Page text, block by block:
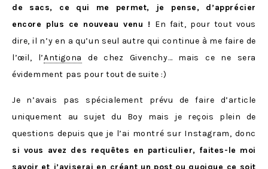
de sacs, ce qui me permet, je pense, d’apprécier
encore plus ce nouveau venu ! En fait, pour tout vous
dire, il n’y en a qu’un seul autre qui continue à me faire de
l’œil, l’Antigona
de chez Givenchy… mais ce ne sera
évidemment pas pour tout de suite :)
Je n’avais pas spécialement prévu de faire d’article
uniquement au sujet du Boy mais je reçois plein de
questions depuis que je l’ai montré sur Instagram, donc
si vous avez des requêtes en particulier, faites-le moi
savoir et j’aviserai en créant un post ou quoique ce soit